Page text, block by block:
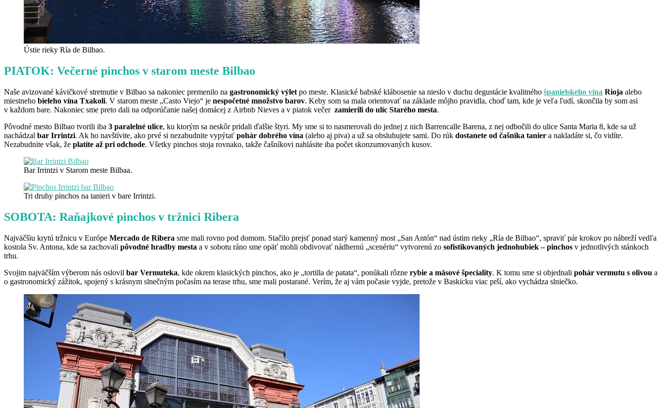
Ústie rieky Ría de Bilbao.
PIATOK: Večerné pinchos v starom meste Bilbao
Naše avizované kávičkové stretnutie v Bilbao sa nakoniec premenilo na gastronomický výlet po meste. Klasické babské klábosenie sa nieslo v duchu degustácie kvalitného španielskeho vína Rioja alebo
miestneho bieleho vína Txakoli. V starom meste „Casto Viejo“ je nespočetné množstvo barov. Keby som sa mala orientovať na základe môjho pravidla, choď tam, kde je veľa ľudí, skončila by som asi
v každom bare. Nakoniec sme preto dali na odporúčanie našej domácej z Airbnb Nieves a v piatok večer zamierili do ulíc Starého mesta.
Pôvodné mesto Bilbao tvorili iba 3 paralelné ulice, ku ktorým sa neskôr pridali ďalšie štyri. My sme si to nasmerovali do jednej z nich Barrencalle Barena, z nej odbočili do ulice Santa Maria 8, kde sa už
nachádzal bar Irrintzi. Ak ho navštívite, ako prvé si nezabudnite vypýtať pohár dobrého vína (alebo aj piva) a už sa obsluhujete sami. Do rúk dostanete od čašníka tanier a nakladáte si, čo vidíte.
Nezabudnite však, že platíte až pri odchode. Všetky pinchos stoja rovnako, takže čašníkovi nahlásite iba počet skonzumovaných kusov.
Bar Irrintzi v Starom meste Bilbaa.
Tri druhy pinchos na tanieri v bare Irrintzi.
SOBOTA: Raňajkové pinchos v tržnici Ribera
Najväčšiu krytú tržnicu v Európe Mercado de Ribera sme mali rovno pod domom. Stačilo prejsť ponad starý kamenný most „San Antón“ nad ústim rieky „Ría de Bilbao“, spraviť pár krokov po nábreží vedľa
kostola Sv. Antona, kde sa zachovali pôvodné hradby mesta a v sobotu ráno sme opäť mohli obdivovať nádhernú „scenériu“ vytvorenú zo sofistikovaných jednohubiek – pinchos v jednotlivých stánkoch
trhu.
Svojim najväčším výberom nás oslovil bar Vermuteka, kde okrem klasických pinchos, ako je „tortilla de patata“, ponúkali rôzne rybie a mäsové špeciality. K tomu sme si objednali pohár vermutu s olivou a
o gastronomický zážitok, spojený s krásnym slnečným počasím na terase trhu, sme mali postarané. Verím, že aj vám počasie vyjde, pretože v Baskicku viac prší, ako vychádza slniečko.